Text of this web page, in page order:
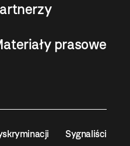
prasowe
Sygnaliści